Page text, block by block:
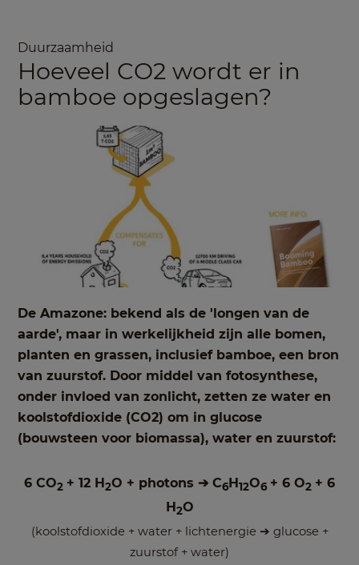
Duurzaamheid
Hoeveel CO2 wordt er in
bamboe opgeslagen?
De Amazone: bekend als de 'longen van de
aarde', maar in werkelijkheid zijn alle bomen,
planten en grassen, inclusief bamboe, een bron
van zuurstof. Door middel van fotosynthese,
onder invloed van zonlicht, zetten ze water en
koolstofdioxide (CO2) om in glucose
(bouwsteen voor biomassa), water en zuurstof:
6 CO2 + 12 H2O + photons ➔ C6H12O6 + 6 O2 + 6
H2O
(koolstofdioxide + water + lichtenergie ➔ glucose +
zuurstof + water)